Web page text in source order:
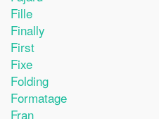
Fille
Finally
First
Fixe
Folding
Formatage
Fran